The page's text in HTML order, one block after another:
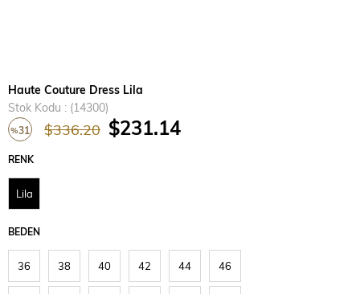
Haute Couture Dress Lila
Stok Kodu
(14300)
%31
İndirim
$336.20 $231.14
RENK
Lila
BEDEN
36 38 40 42 44 46